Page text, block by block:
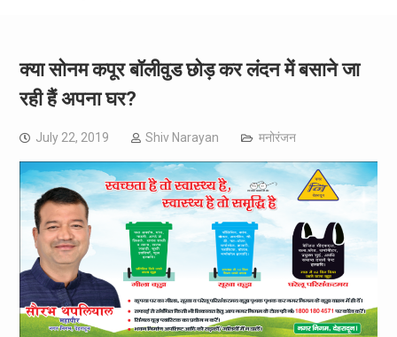
क्या सोनम कपूर बॉलीवुड छोड़ कर लंदन में बसाने जा
रही हैं अपना घर?
July 22, 2019 Shiv Narayan मनोरंजन